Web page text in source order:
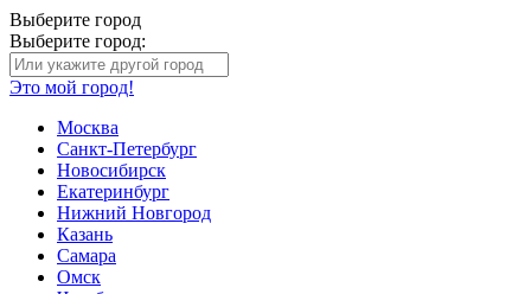
Выберите город
Выберите город:
Это мой город!
Москва
Санкт-Петербург
Новосибирск
Екатеринбург
Нижний Новгород
Казань
Самара
Омск